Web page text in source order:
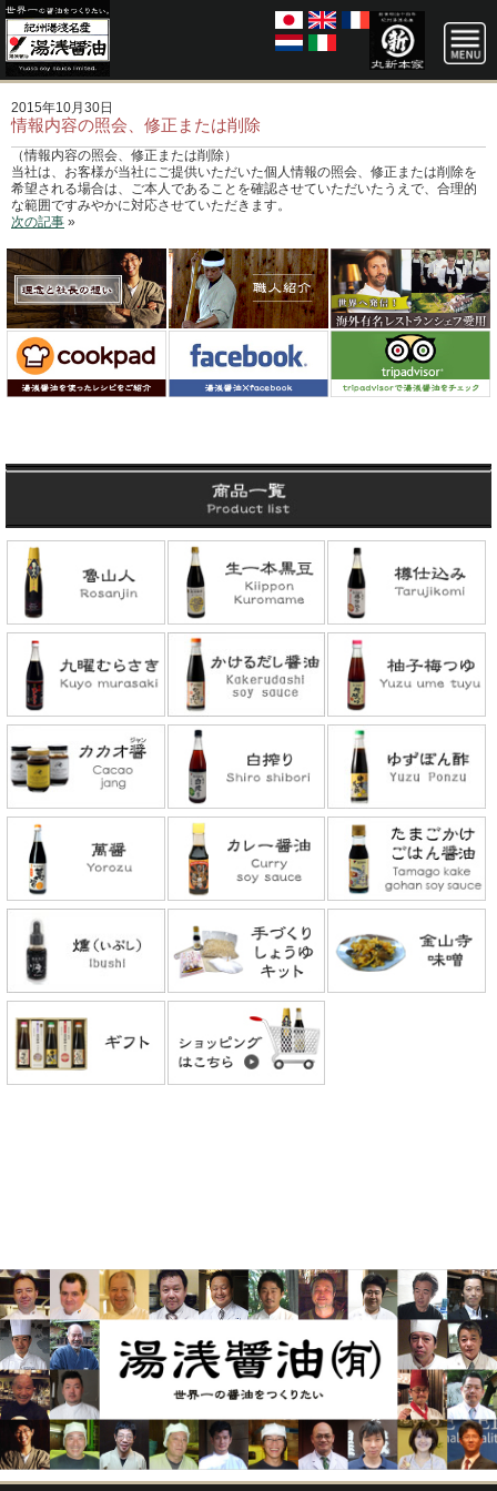
2015年10月30日
情報内容の照会、修正または削除
（情報内容の照会、修正または削除）
当社は、お客様が当社にご提供いただいた個人情報の照会、修正または削除を
希望される場合は、ご本人であることを確認させていただいたうえで、合理的
な範囲ですみやかに対応させていただきます。
次の記事 »